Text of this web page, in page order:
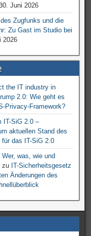
Juni 2026
Zugfunks und die
Zu Gast im Studio bei
2026
the IT industry in
2.0: Wie geht es
Privacy-Framework?
IT-SiG 2.0 –
aktuellen Stand des
das IT-SiG 2.0
was, wie und
zu IT-Sicherheitsgesetz
Änderungen des